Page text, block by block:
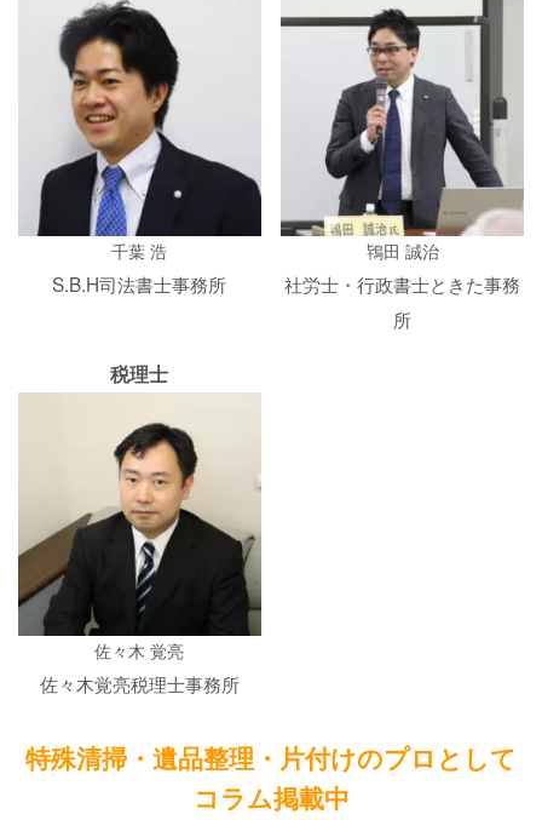
千葉 浩
S.B.H司法書士事務所
鴇田 誠治
社労士・行政書士ときた事務
所
税理士
佐々木 覚亮
佐々木覚亮税理士事務所
特殊清掃・遺品整理・片付けのプロとして
コラム掲載中